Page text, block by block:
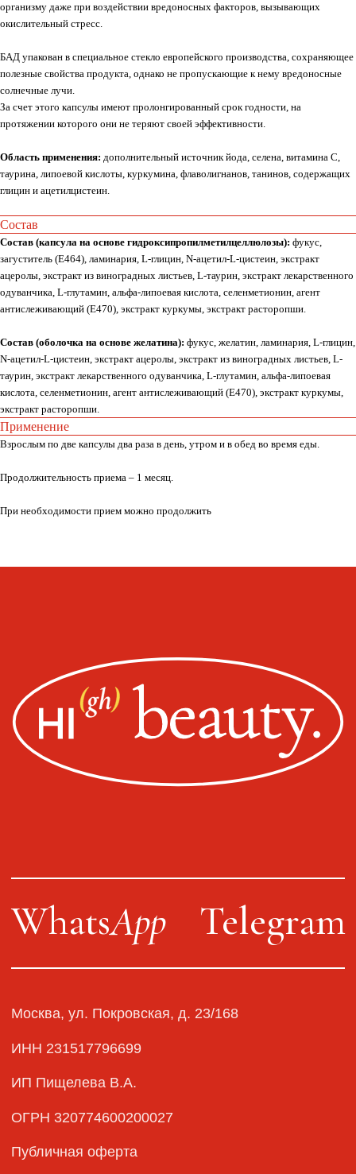
организму даже при воздействии вредоносных факторов, вызывающих
окислительный стресс.
БАД упакован в специальное стекло европейского производства, сохраняющее
полезные свойства продукта, однако не пропускающие к нему вредоносные
солнечные лучи.
За счет этого капсулы имеют пролонгированный срок годности, на
протяжении которого они не теряют своей эффективности.
Область применения: дополнительный источник йода, селена, витамина С,
таурина, липоевой кислоты, куркумина, флаволигнанов, танинов, содержащих
глицин и ацетилцистеин.
Состав
Состав (капсула на основе гидроксипропилметилцеллюлозы): фукус,
загуститель (Е464), ламинария, L-глицин, N-ацетил-L-цистеин, экстракт
ацеролы, экстракт из виноградных листьев, L-таурин, экстракт лекарственного
одуванчика, L-глутамин, альфа-липоевая кислота, селенметионин, агент
антислеживающий (Е470), экстракт куркумы, экстракт расторопши.
Состав (оболочка на основе желатина): фукус, желатин, ламинария, L-глицин,
N-ацетил-L-цистеин, экстракт ацеролы, экстракт из виноградных листьев, L-
таурин, экстракт лекарственного одуванчика, L-глутамин, альфа-липоевая
кислота, селенметионин, агент антислеживающий (Е470), экстракт куркумы,
экстракт расторопши.
Применение
Взрослым по две капсулы два раза в день, утром и в обед во время еды.
Продолжительность приема – 1 месяц.
При необходимости прием можно продолжить
ИП Пищелева В.А.
Москва, ул. Покровская, д. 23/168
ИНН 231517796699
ОГРН 320774600200027
Публичная оферта
Сайт от segoch.ru
WhatsApp Telegram